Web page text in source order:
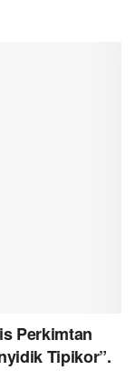
Perkimtan
Tipikor”.